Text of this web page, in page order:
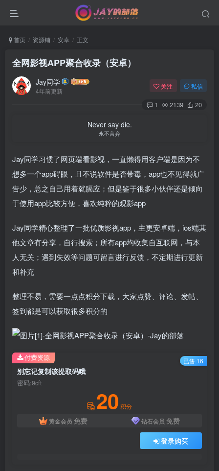
首页 资源铺 安卓 正文
全网影视APP聚合收录（安卓）
Jay同学
4年前更新
关注 私信
1 2139 20
Never say die.
永不言弃
Jay同学习惯了网页端看影视，一直懒得用客户端是因为不
想多一个app碍眼，且不说软件是否带毒，app也不见得就广
告少，总之自己用着就膈应；但是鉴于很多小伙伴还是倾向
于使用app比较方便，喜欢纯粹的观影app
Jay同学精心整理了一批优质影视app，主更安卓端，ios端其
他文章有分享，自行搜索；所有app均收集自互联网，与本
人无关；遇到失效等问题可留言进行反馈，不定期进行更新
和补充
整理不易，需要一点点积分下载，大家点赞、评论、发帖、
签到都是可以获取很多积分的
别忘记复制该提取码哦
密码:9cft
20 积分
黄金会员 免费 钻石会员 免费
登录购买
付费资源 已售 16